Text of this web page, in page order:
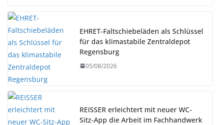
EHRET-Faltschiebeläden als Schlüssel
für das klimastabile Zentraldepot
Regensburg
05/08/2026
REISSER erleichtert mit neuer WC-
Sitz-App die Arbeit im Fachhandwerk